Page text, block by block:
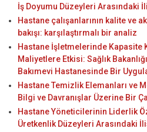
İş Doyumu Düzeyleri Arasındaki
Hastane çalışanlarının kalite ve
bakışı: karşılaştırmalı bir analiz
Hastane İşletmelerinde Kapasite
Maliyetlere Etkisi: Sağlık
Bakımevi Hastanesinde Bir
Hastane Temizlik Elemanları ve
Bilgi ve Davranışlar Üzerine Bir
Hastane Yöneticilerinin Liderlik
Üretkenlik Düzeyleri Arasındaki